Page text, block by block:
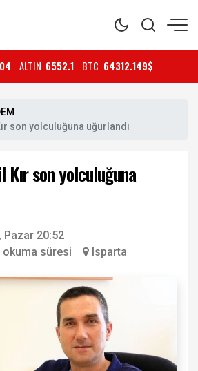
ALTIN 6552.1 BTC 64312.149$
son yolculuğuna uğurlandı
Kır son yolculuğuna
Pazar 20:52
okuma süresi Isparta